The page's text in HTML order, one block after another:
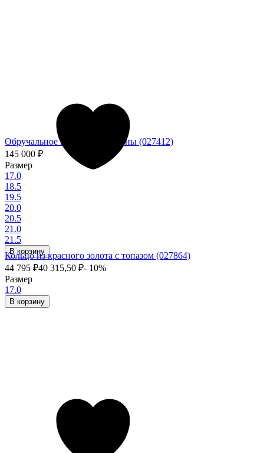
Обручальное кольцо из платины (027412)
145 000 ₽
Размер
17.0
18.5
19.5
20.0
20.5
21.0
21.5
В корзину
Кольцо из красного золота с топазом (027864)
44 795 ₽40 315,50 ₽- 10%
Размер
17.0
В корзину